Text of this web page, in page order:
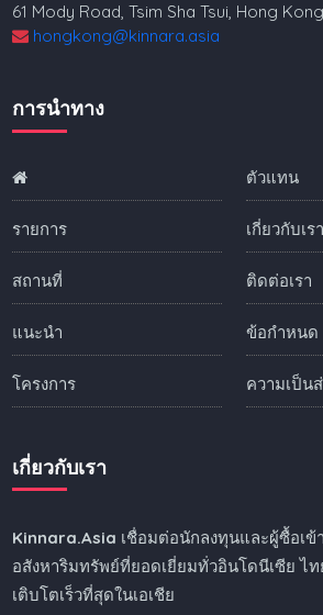
61 Mody Road, Tsim Sha Tsui, Hong Kong
hongkong@kinnara.asia
การนำทาง
รายการ
สถานที่
แนะนำ
โครงการ
ตัวแทน
เกี่ยวกับเรา
ติดต่อเรา
ข้อกำหนด
ความเป็น
เกี่ยวกับเรา
Kinnara.Asia เชื่อมต่อนักลงทุนและผู้ซื้อเข้
อสังหาริมทรัพย์ที่ยอดเยี่ยมทั่วอินโดนีเซีย ไ
เติบโตเร็วที่สุดในเอเชีย